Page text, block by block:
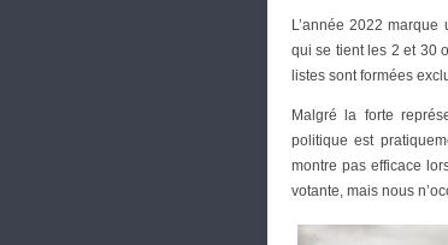
L’année 2022
qui se tient les 2 et 30
listes sont formées
Malgré la forte
politique est
montre pas efficace
votante, mais nous